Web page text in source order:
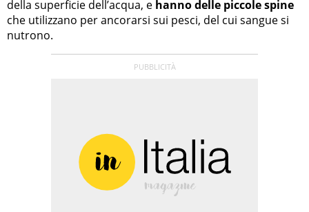
della superficie dell’acqua, e hanno delle piccole spine
che utilizzano per ancorarsi sui pesci, del cui sangue si
nutrono.